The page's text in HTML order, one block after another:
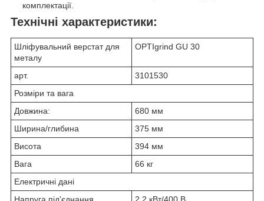
комплектації.
Технічні характеристики:
Шліфувальний верстат для
металу
OPTIgrind GU 30
арт.
3101530
Розміри та вага
Довжина:
680 мм
Ширина/глибина
375 мм
Висота
394 мм
Вага
66 кг
Електричні дані